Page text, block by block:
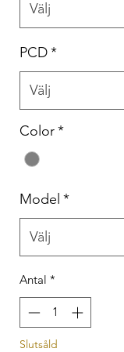
Välj
PCD*
Välj
Color*
Model *
Välj
Antal *
Slutsåld